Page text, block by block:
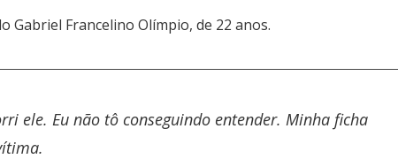
Gabriel Francelino Olímpio, de 22 anos.
ele. Eu não tô conseguindo entender. Minha ficha